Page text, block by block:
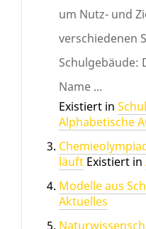
um Nutz- und
verschiedenen
Schulgebäude:
Name ...
Existiert in
Alphabetische
läuft Existiert in
Modelle aus
Aktuelles